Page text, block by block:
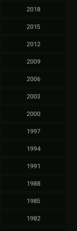
2018
2015
2012
2009
2006
2003
2000
1997
1994
1991
1988
1985
1982